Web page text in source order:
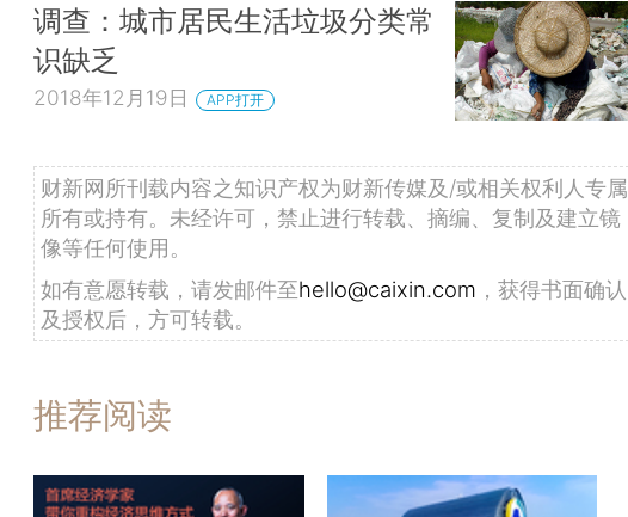
调查：城市居民生活垃圾分类常
识缺乏
2018年12月19日 APP打开
财新网所刊载内容之知识产权为财新传媒及/或相关权利人专属
所有或持有。未经许可，禁止进行转载、摘编、复制及建立镜
像等任何使用。
如有意愿转载，请发邮件至hello@caixin.com ，获得书面确认
及授权后，方可转载。
推荐阅读